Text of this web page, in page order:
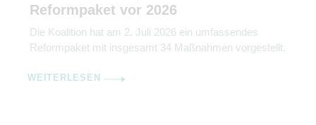
Reformpaket vor 2026
Die Koalition hat am 2. Juli 2026 ein umfassendes
Reformpaket mit insgesamt 34 Maßnahmen vorgestellt.
WEITERLESEN